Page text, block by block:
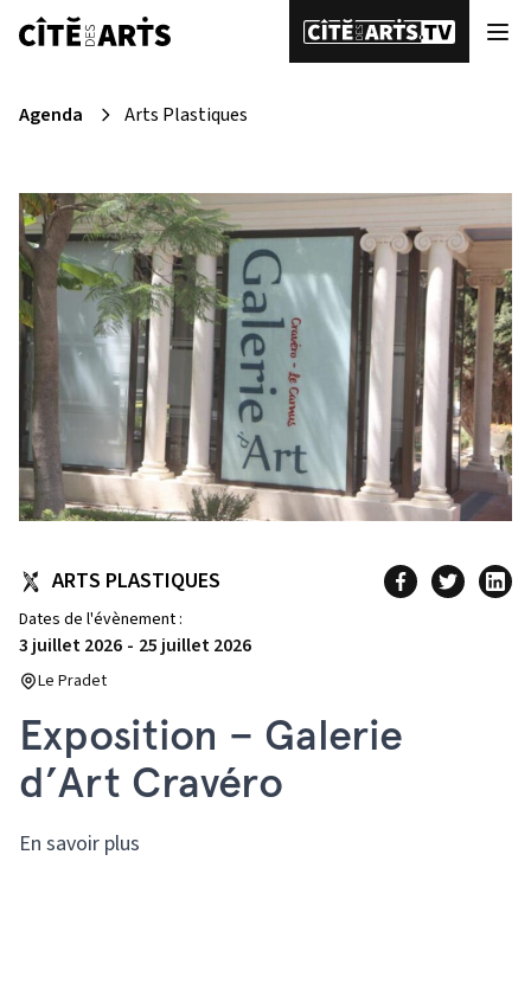
Agenda Arts Plastiques
ARTS PLASTIQUES
Dates de l'évènement :
3 juillet 2026 - 25 juillet 2026
Le Pradet
Exposition – Galerie
d’Art Cravéro
En savoir plus